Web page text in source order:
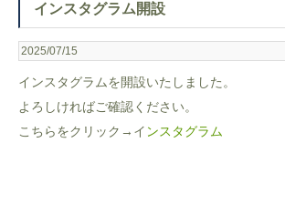
インスタグラム開設
2025/07/15
インスタグラムを開設いたしました。
よろしければご確認ください。
こちらをクリック→イ ンスタグラム